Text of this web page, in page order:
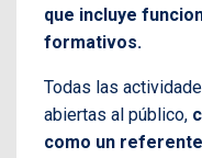
que incluye
formativos.
Todas las
abiertas al público,
como un